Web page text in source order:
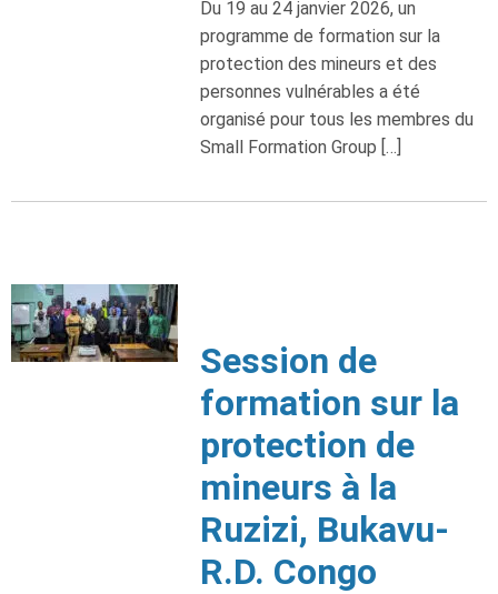
Du 19 au 24 janvier 2026, un
programme de formation sur la
protection des mineurs et des
personnes vulnérables a été
organisé pour tous les membres du
Small Formation Group […]
Session de
formation sur la
protection de
mineurs à la
Ruzizi, Bukavu-
R.D. Congo